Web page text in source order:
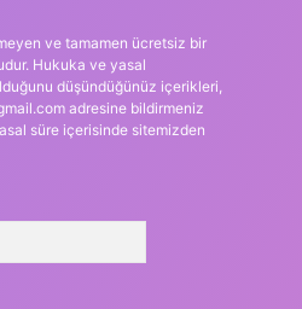
ve tamamen ücretsiz bir
Hukuka ve yasal
düşündüğünüz içerikleri,
adresine bildirmeniz
süre içerisinde sitemizden